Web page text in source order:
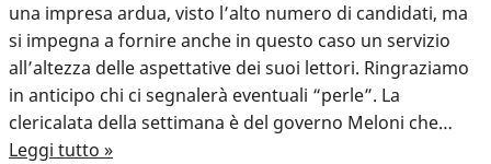
una impresa ardua, visto l’alto numero di candidati, ma
si impegna a fornire anche in questo caso un servizio
all’altezza delle aspettative dei suoi lettori. Ringraziamo
in anticipo chi ci segnalerà eventuali “perle”. La
clericalata della settimana è del governo Meloni che…
Leggi tutto »